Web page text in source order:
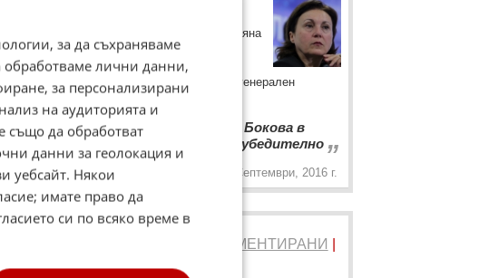
Вътрешният министър Румяна
Бъчварова коментира
представянето на Ирина
Бокова в състезанието за генерален
секретар на ООН.
“ Представянето на Бокова в
битката за ООН не е убедително „
13 Септември, 2016 г.
КОМЕНТИРАНИ
за да съхраняваме
обработваме лични данни,
за персонализирани
на аудиторията и
също да обработват
данни за геолокация и
уебсайт. Някои
имате право да
си по всяко време в